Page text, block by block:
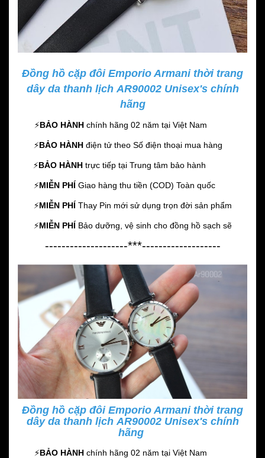
Đồng hồ cặp đôi Emporio Armani thời trang
dây da thanh lịch AR90002 Unisex's chính
hãng
⚡️BẢO HÀNH chính hãng 02 năm tại Việt Nam
⚡️BẢO HÀNH điện tử theo Số điện thoại mua hàng
⚡️BẢO HÀNH trực tiếp tại Trung tâm bảo hành
⚡️MIỄN PHÍ Giao hàng thu tiền (COD) Toàn quốc
⚡️MIỄN PHÍ Thay Pin mới sử dụng trọn đời sản phẩm
⚡️MIỄN PHÍ Bảo dưỡng, vệ sinh cho đồng hồ sạch sẽ
--------------------***-------------------
Đồng hồ cặp đôi Emporio Armani thời trang
dây da thanh lịch AR90002 Unisex's chính
hãng
⚡️BẢO HÀNH chính hãng 02 năm tại Việt Nam